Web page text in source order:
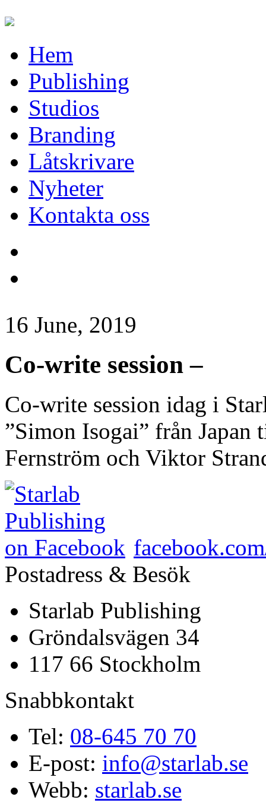
Hem
Publishing
Studios
Branding
Låtskrivare
Nyheter
Kontakta oss
16 June, 2019
Co-write session –
Co-write session idag i
”Simon Isogai” från Japan
Fernström och Viktor
Postadress & Besök
Starlab Publishing
Gröndalsvägen 34
117 66 Stockholm
Snabbkontakt
Tel: 08-645 70 70
E-post: info@starlab.se
Webb: starlab.se